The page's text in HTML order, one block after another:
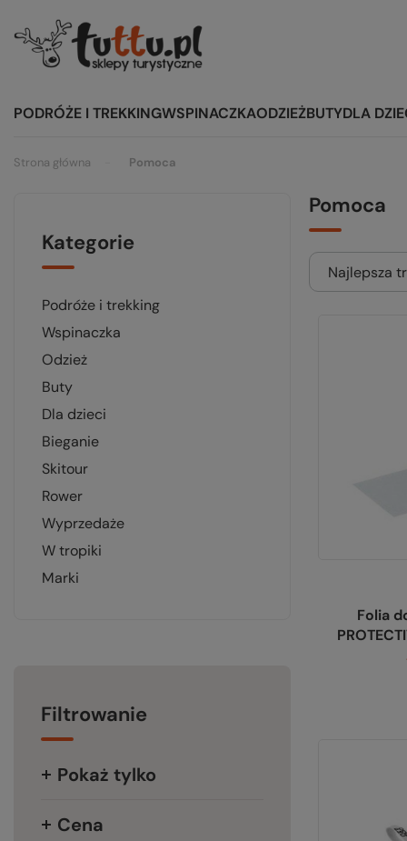
PODRÓŻE I TREKKINGWSPINACZKAODZIEŻBUTYDLA
Strona główna Pomoca
Kategorie
podróże i trekking
wspinaczka
odzież
buty
dla dzieci
bieganie
skitour
rower
wyprzedaże
w tropiki
marki
Filtrowanie
Pokaż tylko
Cena
Pomoca
Najlepsza
Folia